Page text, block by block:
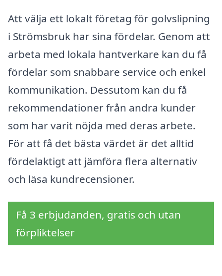
Att välja ett lokalt företag för golvslipning
i Strömsbruk har sina fördelar. Genom att
arbeta med lokala hantverkare kan du få
fördelar som snabbare service och enkel
kommunikation. Dessutom kan du få
rekommendationer från andra kunder
som har varit nöjda med deras arbete.
För att få det bästa värdet är det alltid
fördelaktigt att jämföra flera alternativ
och läsa kundrecensioner.
Få 3 erbjudanden, gratis och utan
förpliktelser